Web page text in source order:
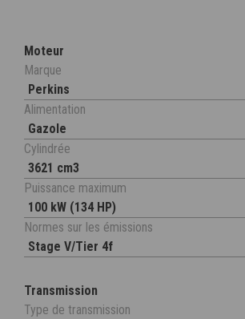
Moteur
Marque
Perkins
Alimentation
Gazole
Cylindrée
3621 cm3
Puissance maximum
100 kW (134 HP)
Normes sur les émissions
Stage V/Tier 4f
Transmission
Type de transmission